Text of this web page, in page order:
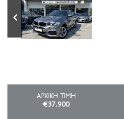
ΑΡΧΙΚΗ ΤΙΜΗ
€37.900